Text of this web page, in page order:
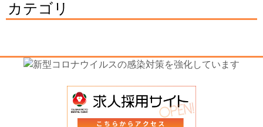
カテゴリ